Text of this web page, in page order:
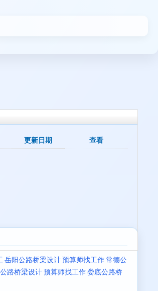
更新日期 查看
岳阳公路桥梁设计 预算师找工作常德公
路桥梁设计 预算师找工作娄底公路桥